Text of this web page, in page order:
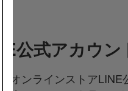
公式アカウン
オンラインストアLINE